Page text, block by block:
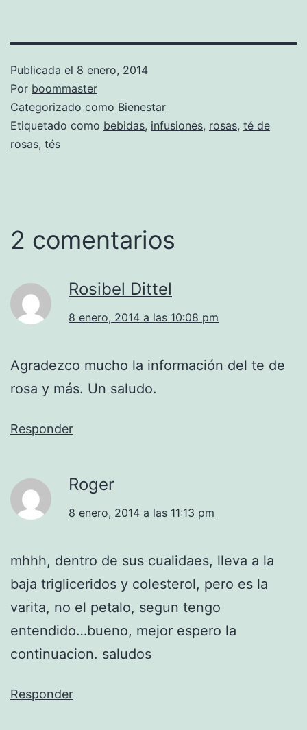
Publicada el 8 enero, 2014
Por boommaster
Categorizado como Bienestar
Etiquetado como bebidas, infusiones, rosas, té de
rosas, tés
2 comentarios
Rosibel Dittel
8 enero, 2014 a las 10:08 pm
Agradezco mucho la información del te de
rosa y más. Un saludo.
Responder
Roger
8 enero, 2014 a las 11:13 pm
mhhh, dentro de sus cualidaes, lleva a la
baja trigliceridos y colesterol, pero es la
varita, no el petalo, segun tengo
entendido…bueno, mejor espero la
continuacion. saludos
Responder